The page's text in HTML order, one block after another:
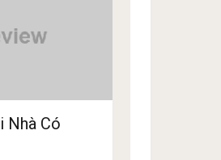
Nhà Có